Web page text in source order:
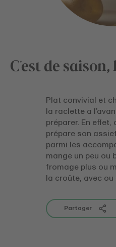
C'est de
Plat convivial et
la raclette a
préparer. En
prépare son
parmi les
mange un peu ou
fromage plus ou
la croûte, avec
Partager